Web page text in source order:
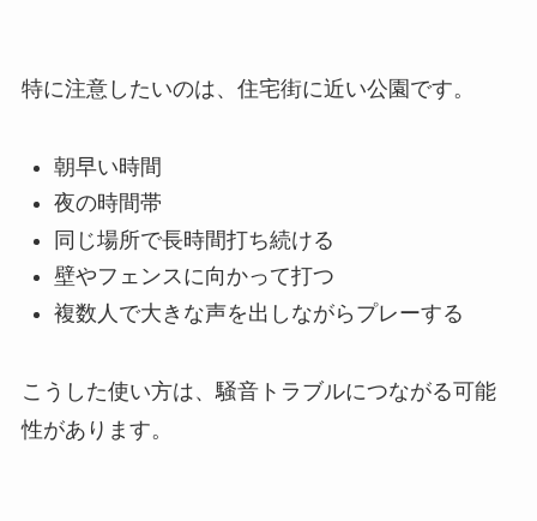
特に注意したいのは、住宅街に近い公園です。
朝早い時間
夜の時間帯
同じ場所で長時間打ち続ける
壁やフェンスに向かって打つ
複数人で大きな声を出しながらプレーする
こうした使い方は、騒音トラブルにつながる可能
性があります。